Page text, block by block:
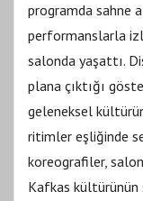
programda sahne
performanslarla
salonda yaşattı.
plana çıktığı
geleneksel
ritimler eşliğinde
koreografiler,
Kafkas kültürünün